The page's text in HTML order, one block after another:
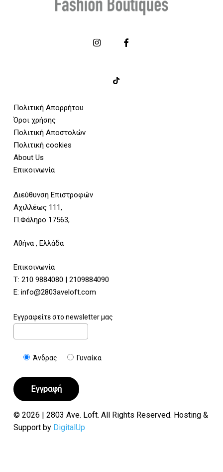
Πολιτική Απορρήτου
Όροι χρήσης
Πολιτική Αποστολών
Πολιτική cookies
About Us
Επικοινωνία
Διεύθυνση Επιστροφών
Αχιλλέως 111,
Π.Φάληρο 17563,
Αθήνα , Ελλάδα
Επικοινωνία
Τ: 210 9884080 | 2109884090
E: info@2803aveloft.com
Εγγραφείτε στο newsletter μας
Άνδρας Γυναίκα
© 2026 | 2803 Ave. Loft. All Rights Reserved. Hosting &
Support by DigitalUp